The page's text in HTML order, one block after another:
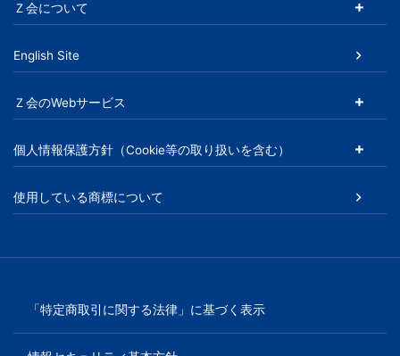
ス
を
ご
紹
介
い
し
Ｚ会について
English Site
Ｚ会のWebサービス
個人情報保護方針（Cookie等の取り扱いを含む）
使用している商標について
「特定商取引に関する法律」に基づく表示